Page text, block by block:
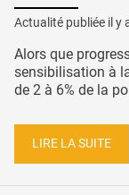
Actualité publiée il y
Alors que
sensibilisation à
de 2 à 6% de la
LIRE LA SUITE